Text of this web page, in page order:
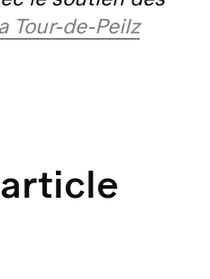
Tour-de-Peilz